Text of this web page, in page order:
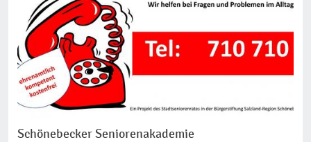
Schönebecker Seniorenakademie